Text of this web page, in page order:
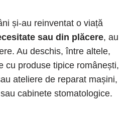
și-au reinventat o viață
sau din plăcere, au
Au deschis, între altele,
cu produse tipice românești,
ateliere de reparat mașini,
cabinete stomatologice.